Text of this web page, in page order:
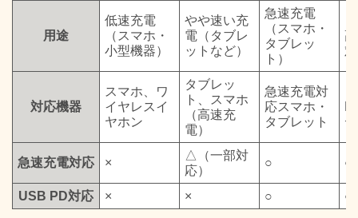
用途
低速充電
（スマホ・
小型機器）
やや速い充
電（タブレ
ットなど）
急速充電
（スマホ・
タブレッ
ト）
対応機器
スマホ、ワ
イヤレスイ
ヤホン
タブレッ
ト、スマホ
（高速充
電）
急速充電対
応スマホ・
タブレット
急速充電対応 ×
△（一部対
応）
○ ○
USB PD対応 × × ○ ○